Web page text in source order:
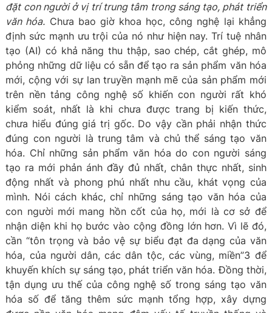
đặt con người ở vị trí trung tâm trong sáng tạo, phát triển
văn hóa. Chưa bao giờ khoa học, công nghệ lại khẳng
định sức mạnh ưu trội của nó như hiện nay. Trí tuệ nhân
tạo (AI) có khả năng thu thập, sao chép, cắt ghép, mô
phỏng những dữ liệu có sẵn để tạo ra sản phẩm văn hóa
mới, cộng với sự lan truyền mạnh mẽ của sản phẩm mới
trên nền tảng công nghệ số khiến con người rất khó
kiểm soát, nhất là khi chưa được trang bị kiến thức,
chưa hiểu đúng giá trị gốc. Do vậy cần phải nhận thức
đúng con người là trung tâm và chủ thể sáng tạo văn
hóa. Chỉ những sản phẩm văn hóa do con người sáng
tạo ra mới phản ánh đầy đủ nhất, chân thực nhất, sinh
động nhất và phong phú nhất nhu cầu, khát vọng của
mình. Nói cách khác, chỉ những sáng tạo văn hóa của
con người mới mang hồn cốt của họ, mới là cơ sở để
nhận diện khi họ bước vào cộng đồng lớn hơn. Vì lẽ đó,
cần “tôn trọng và bảo vệ sự biểu đạt đa dạng của văn
hóa, của người dân, các dân tộc, các vùng, miền”3 để
khuyến khích sự sáng tạo, phát triển văn hóa. Đồng thời,
tận dụng ưu thế của công nghệ số trong sáng tạo văn
hóa số để tăng thêm sức mạnh tổng hợp, xây dựng